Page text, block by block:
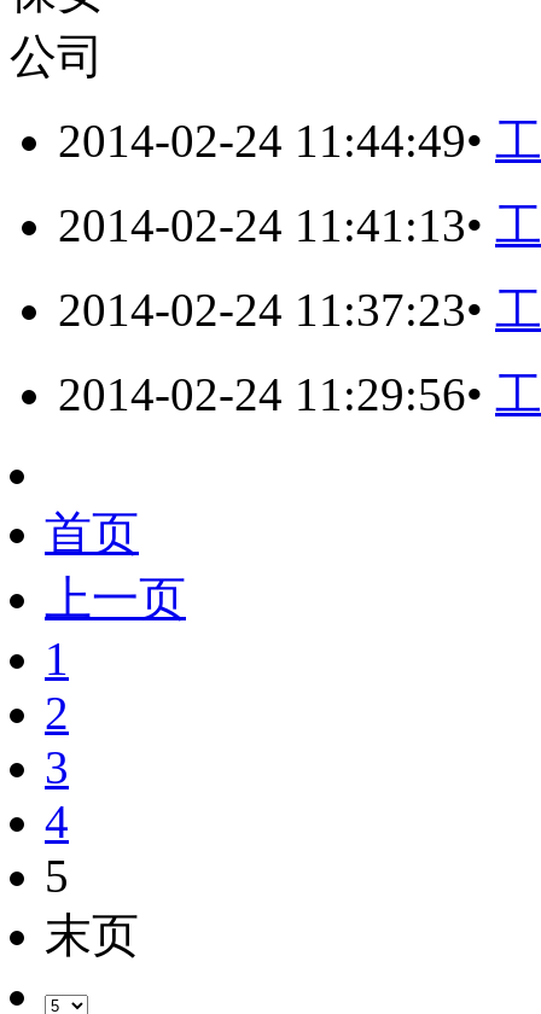
2014-02-24 11:44:49•
2014-02-24 11:41:13•
2014-02-24 11:37:23•
2014-02-24 11:29:56•
首页
上一页
1
2
3
4
5
末页